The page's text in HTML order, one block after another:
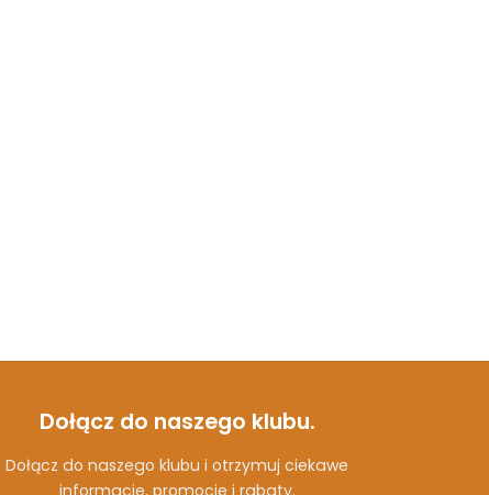
Dołącz do naszego klubu.
Dołącz do naszego klubu i otrzymuj ciekawe
informacje, promocje i rabaty.